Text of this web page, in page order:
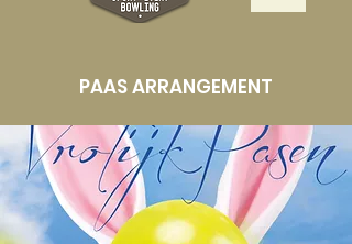
PAAS ARRANGEMENT